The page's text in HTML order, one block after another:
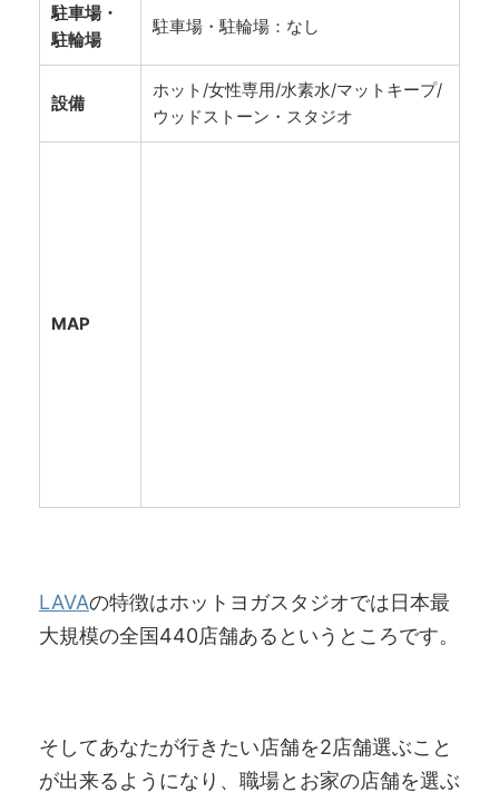
駐車場・
駐輪場
駐車場・駐輪場：なし
設備
ホット/女性専用/水素水/マットキープ/
ウッドストーン・スタジオ
MAP
LAVAの特徴はホットヨガスタジオでは日本最
大規模の全国440店舗あるというところです。
そしてあなたが行きたい店舗を2店舗選ぶこと
が出来るようになり、職場とお家の店舗を選ぶ